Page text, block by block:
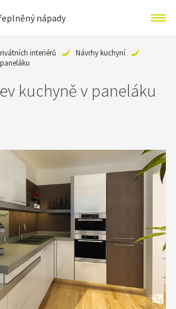
nápady
interiérů
Návrhy kuchyní
kuchyně v paneláku